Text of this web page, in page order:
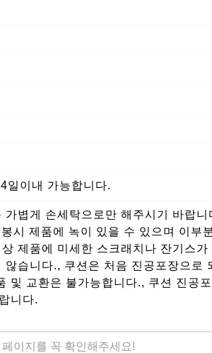
일이내 가능합니다.
볍게 손세탁으로만 해주시기 바랍
시 제품에 녹이 있을 수 있으며 이부
제품에 미세한 스크래치나 잔기스
습니다., 쿠션은 처음 진공포장으로
및 교환은 불가능합니다., 쿠션 진공
니다.
이지를 꼭 확인해주세요!